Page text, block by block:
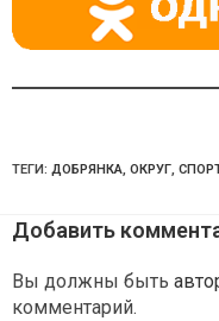
ТЕГИ: ДОБРЯНКА, ОКРУГ,
Добавить
Вы должны быть
комментарий.